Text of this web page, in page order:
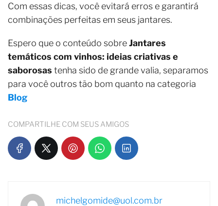
Com essas dicas, você evitará erros e garantirá
combinações perfeitas em seus jantares.
Espero que o conteúdo sobreJantares
temáticos com vinhos: ideias criativas e
saborosas tenha sido de grande valia, separamos
para você outros tão bom quanto na categoria
Blog
COMPARTILHE COM SEUS AMIGOS
michelgomide@uol.com.br